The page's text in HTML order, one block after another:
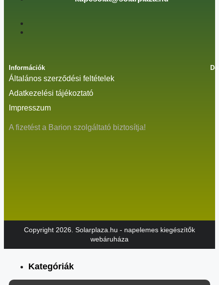
Információk
Általános szerződési feltételek
Adatkezelési tájékoztató
Impresszum
A fizetést a Barion szolgáltató biztosítja!
Copyright 2026. Solarplaza.hu - napelemes kiegészítők
webáruháza
Kategóriák